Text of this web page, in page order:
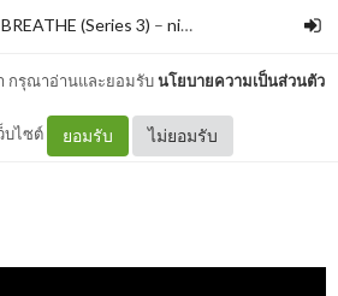
กรุณาอ่านและยอมรับนโยบายความเป็นส่วนตัว
บไซต์ ยอมรับ ไม่ยอมรับ
(Series 3) – nimon
BOOK